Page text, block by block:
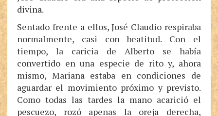
divina.
Sentado frente a ellos, José Claudio respiraba
normalmente, casi con beatitud. Con el
tiempo, la caricia de Alberto se había
convertido en una especie de rito y, ahora
mismo, Mariana estaba en condiciones de
aguardar el movimiento próximo y previsto.
Como todas las tardes la mano acarició el
pescuezo, rozó apenas la oreja derecha,